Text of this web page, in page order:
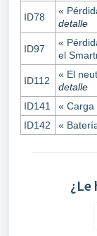
ID78
«
detalle
ID97
«
el
ID112
« El
detalle
ID141
« Carga
ID142
«
¿Le